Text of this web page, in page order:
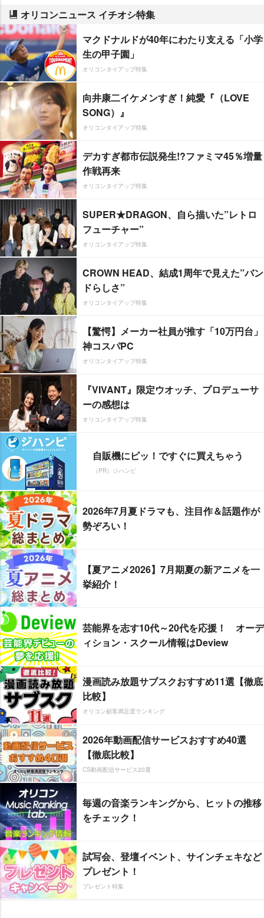
オリコンニュース イチオシ特集
マクドナルドが40年にわたり支える「小学
生の甲子園」
オリコンタイアップ特集
向井康二イケメンすぎ！純愛『（LOVE
SONG）』
オリコンタイアップ特集
デカすぎ都市伝説発生!?ファミマ45％増量
作戦再来
オリコンタイアップ特集
SUPER★DRAGON、自ら描いた”レトロ
フューチャー”
オリコンタイアップ特集
CROWN HEAD、結成1周年で見えた”バン
ドらしさ”
オリコンタイアップ特集
【驚愕】メーカー社員が推す「10万円台」
神コスパPC
オリコンタイアップ特集
『VIVANT』限定ウオッチ、プロデューサ
ーの感想は
オリコンタイアップ特集
自販機にピッ！ですぐに買えちゃう
（PR）ジハンピ
2026年7月夏ドラマも、注目作＆話題作が
勢ぞろい！
【夏アニメ2026】7月期夏の新アニメを一
挙紹介！
芸能界を志す10代～20代を応援！ オーデ
ィション・スクール情報はDeview
漫画読み放題サブスクおすすめ11選【徹底
比較】
オリコン顧客満足度ランキング
2026年動画配信サービスおすすめ40選
【徹底比較】
CS動画配信サービス20選
毎週の音楽ランキングから、ヒットの推移
をチェック！
試写会、登壇イベント、サインチェキなど
プレゼント！
プレゼント特集